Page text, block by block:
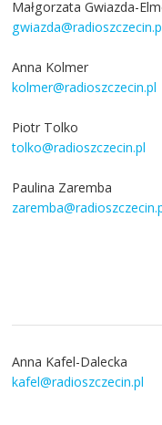
Małgorzata Gwiazda-
Anna Kolmer
kolmer@radioszczecin.pl
Piotr Tolko
tolko@radioszczecin.pl
Paulina Zaremba
Anna Kafel-Dalecka
kafel@radioszczecin.pl